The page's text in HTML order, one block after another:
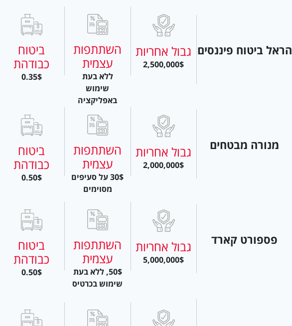
הראל ביטוח פיננסים גבול אחריות
2,500,000$
השתתפות
עצמית
ללא בעת
שימוש
באפליקציה
ביטוח
כבודהת
0.35$
מנורה מבטחים גבול אחריות
2,000,000$
השתתפות
עצמית
30$ על סעיפים
מסוימים
ביטוח
כבודהת
0.50$
פספורט קארד גבול אחריות
5,000,000$
השתתפות
עצמית
50$, ללא בעת
שימוש בכרטיס
ביטוח
כבודהת
0.50$